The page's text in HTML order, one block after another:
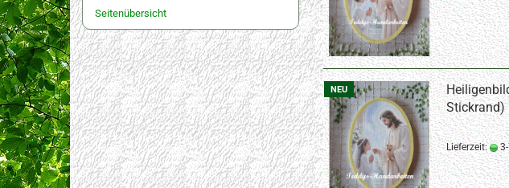
NEU
Stickrand)
Lieferzeit: 3-
Seitenübersicht